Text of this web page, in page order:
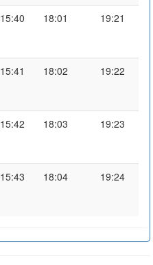
15:40 18:01 19:21
15:41 18:02 19:22
15:42 18:03 19:23
15:43 18:04 19:24